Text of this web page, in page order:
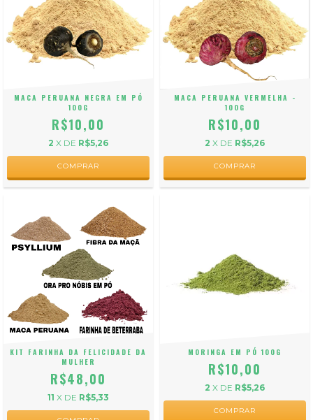
MACA PERUANA NEGRA EM PÓ
100G
R$10,00
2 X DE R$5,26
MACA PERUANA VERMELHA -
100G
R$10,00
2 X DE R$5,26
KIT FARINHA DA FELICIDADE DA
MULHER
R$48,00
11 X DE R$5,33
MORINGA EM PÓ 100G
R$10,00
2 X DE R$5,26